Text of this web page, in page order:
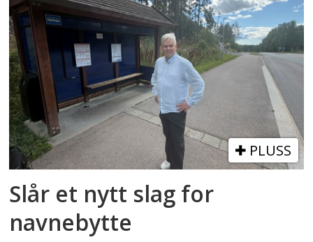
PLUSS
Slår et nytt slag for
navnebytte